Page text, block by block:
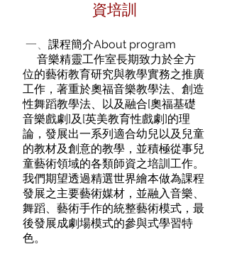
資培訓
​ 一、 課程簡介About program
音樂精靈工作室長期致力於全方
位的藝術教育研究與教學實務之推廣
工作，著重於奧福音樂教學法、創造
性舞蹈教學法、以及融合[奧福基礎
音樂戲劇]及[英美教育性戲劇]的理
論，發展出一系列適合幼兒以及兒童
的教材及創意的教學，並積極從事兒
童藝術領域的各類師資之培訓工作。
我們期望透過精選世界繪本做為課程
發展之主要藝術媒材，並融入音樂、
舞蹈、藝術手作的統整藝術模式，最
後發展成劇場模式的參與式學習特
色。